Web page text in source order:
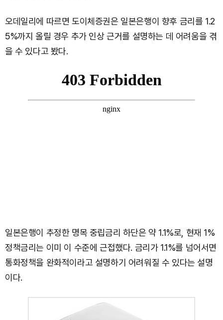
오데일리에 따르면 도이체증권은 일본은행이 향후 금리를 1.2
5%까지 올릴 경우 추가 인상 근거를 설명하는 데 어려움을 겪
을 수 있다고 봤다.
일본은행이 추정한 명목 중립금리 하단은 약 1.1%로, 현재 1%
정책금리는 이미 이 수준에 근접했다. 금리가 1.1%를 넘어서면
통화정책을 완화적이라고 설명하기 어려워질 수 있다는 설명
이다.